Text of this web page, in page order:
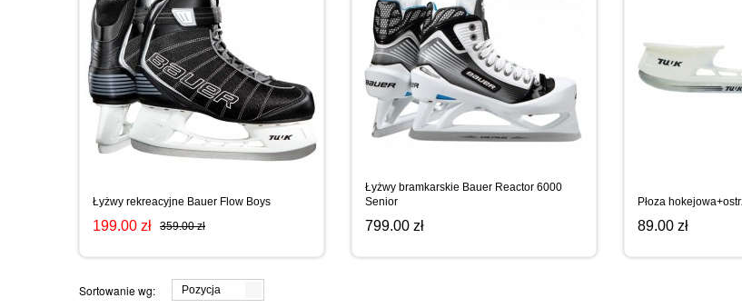
Łyżwy bramkarskie Bauer Reactor 6000
Senior
799.00 zł
Łyżwy rekreacyjne Bauer Flow Boys
199.00 zł 359.00 zł
Płoza
89.00 zł
Sortowanie wg: Pozycja